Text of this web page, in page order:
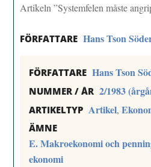
Artikeln ”Systemfelen måste
FÖRFATTARE Hans Tson
FÖRFATTARE Hans Tson
NUMMER / ÅR 2/1983
ARTIKELTYP Artikel,
ÄMNE
E. Makroekonomi och
ekonomi